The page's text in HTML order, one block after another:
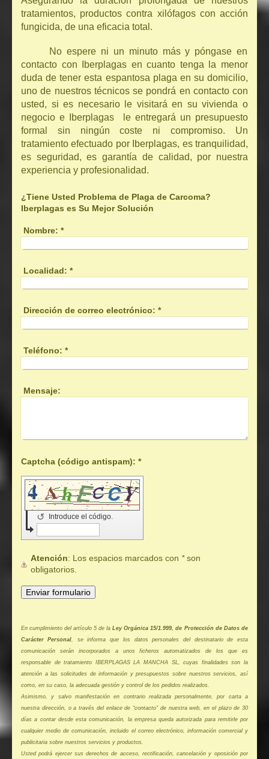
tratamientos, productos contra xilófagos con acción
fungicida, de una eficacia total.
No espere ni un minuto más y póngase en
contacto con Iberplagas en cuanto tenga la menor
duda de tener esta espantosa plaga en su domicilio,
uno de nuestros técnicos se pondrá en contacto con
usted, si es necesario le visitará en su vivienda o
negocio e Iberplagas le entregará un presupuesto
formal sin ningún coste ni compromiso. Un
tratamiento efectuado por Iberplagas, es tranquilidad,
es seguridad, es garantía de calidad, por nuestra
experiencia y profesionalidad.
¿Tiene Usted Problema de Plaga de Carcoma?
Iberplagas es Su Mejor Solución
Nombre: *
Localidad: *
Dirección de correo electrónico: *
Teléfono: *
Mensaje:
Captcha (código antispam): *
Introduce el código.
↺
Atención : Los espacios marcados con *son
obligatorios.
En cumplimiento del artículo 5 de la Ley Orgánica 15/1.999, de Protección de Datos de
Carácter Personal , se informa que los datos personales del destinatario de esta
comunicación serán incorporados a unos ficheros automatizados de los que es
responsable de tratamiento IBERPLAGAS LA MANCHA SL, cuyas finalidades son la
atención a las solicitudes de información y presupuestos sobre nuestros servicios, así
como, en su caso, la adecuada gestión y control de los pedidos realizados.
Asimismo, y salvo manifestación en contrario realizada personalmente, por carta a
nuestra dirección, o a través del enlace de “contacto” de nuestra web, en el plazo de 30
días a contar desde esta comunicación, la empresa queda autorizada para remitirle por
cualquier medio de comunicación, incluido el correo electrónico, información comercial y
publicitaria sobre nuestros servicios y productos.
Usted podrá ejercer sus derechos de acceso, rectificación, cancelación y oposición por